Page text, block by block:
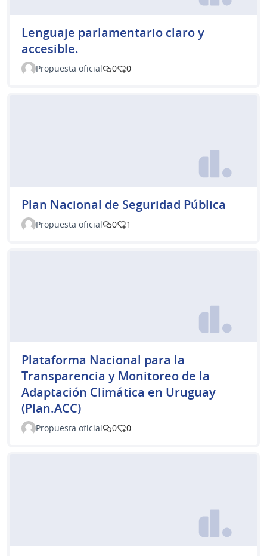
Lenguaje parlamentario claro y
accesible.
Propuesta oficial 0 0
Plan Nacional de Seguridad Pública
Propuesta oficial 0 1
Plataforma Nacional para la
Transparencia y Monitoreo de la
Adaptación Climática en Uruguay
(Plan.ACC)
Propuesta oficial 0 0